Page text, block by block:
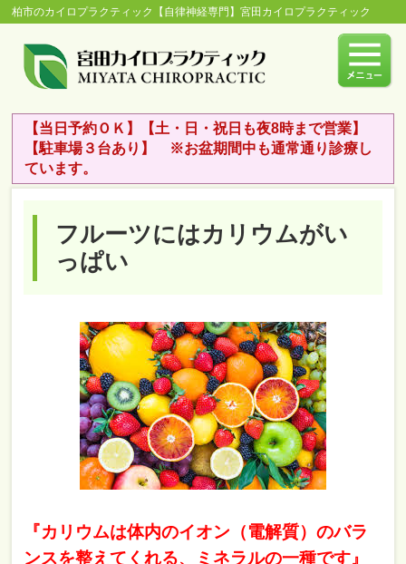
柏市のカイロプラクティック【自律神経専門】宮田カイロプラクティック
【当日予約ＯＫ】【土・日・祝日も夜8時まで営業】
【駐車場３台あり】 ※お盆期間中も通常通り診療し
ています。
フルーツにはカリウムがい
っぱい
『カリウムは体内のイオン（電解質）のバラ
ンスを整えてくれる、ミネラルの一種です』